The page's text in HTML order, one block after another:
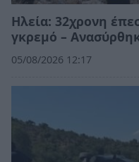
Ηλεία: 32χρονη
γκρεμό –
05/08/2026 12:17